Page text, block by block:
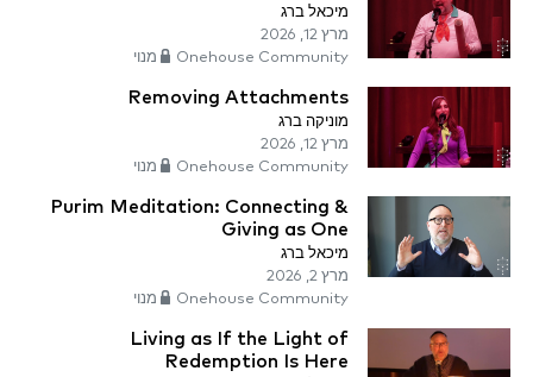
מיכאל ברג
מרץ 12, 2026
Onehouse Community מנוי
Removing Attachments
מוניקה ברג
מרץ 12, 2026
Onehouse Community מנוי
Purim Meditation: Connecting &
Giving as One
מיכאל ברג
מרץ 2, 2026
Onehouse Community מנוי
Living as If the Light of
Redemption Is Here